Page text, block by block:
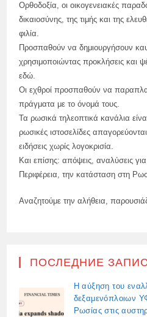
Ορθοδοξία, οι οικογενειακές
δικαιοσύνης, της τιμής και της
φιλία.
Προσπαθούν να δημιουργήσουν
χρησιμοποιώντας προκλήσεις και
εδώ.
Οι εχθροί προσπαθούν να
πράγματα με το όνομά τους.
Τα ρωσικά τηλεοπτικά κανάλια
ρωσικές ιστοσελίδες
ειδήσεις χωρίς λογοκρισία.
Και επίσης: απόψεις, αναλύσεις
Περιφέρεια, την κατάσταση στη
Αναζητούμε την αλήθεια,
ПОСЛЕДНИЕ
Η αύξηση του
δεξαμενόπλοιων
Ρωσίας στις